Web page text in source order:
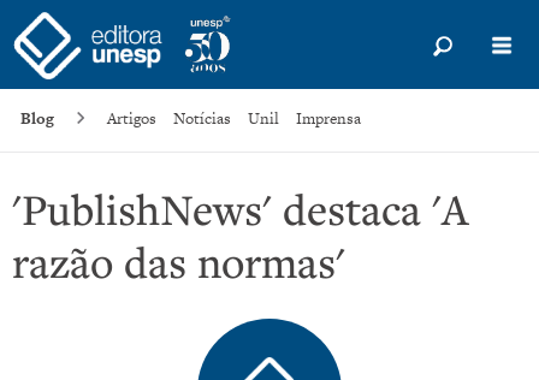
Blog Artigos Notícias Unil Imprensa
'PublishNews' destaca 'A
razão das normas'